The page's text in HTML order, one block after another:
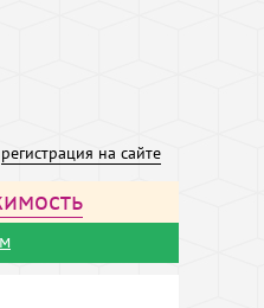
регистрация на сайте